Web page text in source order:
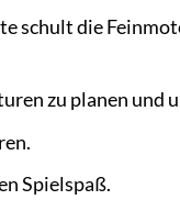
schult die
zu planen und
Spielspaß.